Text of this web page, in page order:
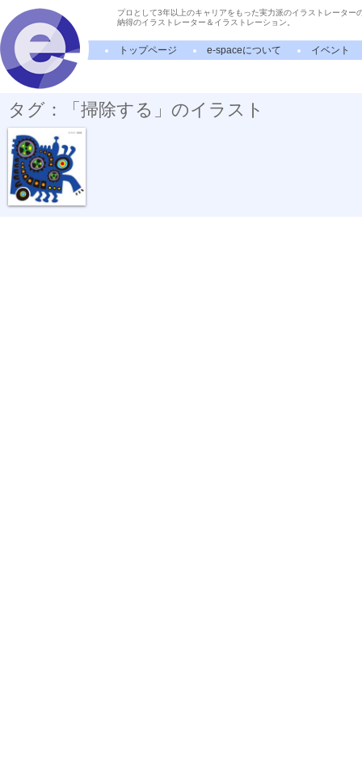
プロとして3年以上のキャリアをもった実力派のイラストレーター
納得のイラストレーター＆イラストレーション。
トップページ e-spaceについて イベント
タグ：「掃除する」のイラスト
集塵機